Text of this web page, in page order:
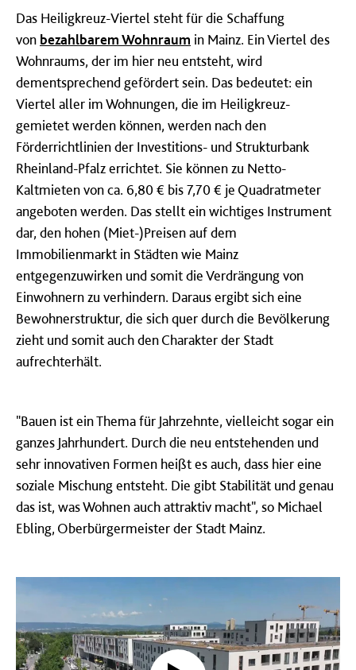
Das Heiligkreuz-Viertel steht für die Schaffung
von bezahlbarem Wohnraum in Mainz. Ein Viertel des
Wohnraums, der im hier neu entsteht, wird
dementsprechend gefördert sein. Das bedeutet: ein
Viertel aller im Wohnungen, die im Heiligkreuz-
gemietet werden können, werden nach den
Förderrichtlinien der Investitions- und Strukturbank
Rheinland-Pfalz errichtet. Sie können zu Netto-
Kaltmieten von ca. 6,80 € bis 7,70 € je Quadratmeter
angeboten werden. Das stellt ein wichtiges Instrument
dar, den hohen (Miet-)Preisen auf dem
Immobilienmarkt in Städten wie Mainz
entgegenzuwirken und somit die Verdrängung von
Einwohnern zu verhindern. Daraus ergibt sich eine
Bewohnerstruktur, die sich quer durch die Bevölkerung
zieht und somit auch den Charakter der Stadt
aufrechterhält.
"Bauen ist ein Thema für Jahrzehnte, vielleicht sogar ein
ganzes Jahrhundert. Durch die neu entstehenden und
sehr innovativen Formen heißt es auch, dass hier eine
soziale Mischung entsteht. Die gibt Stabilität und genau
das ist, was Wohnen auch attraktiv macht", so Michael
Ebling, Oberbürgermeister der Stadt Mainz.